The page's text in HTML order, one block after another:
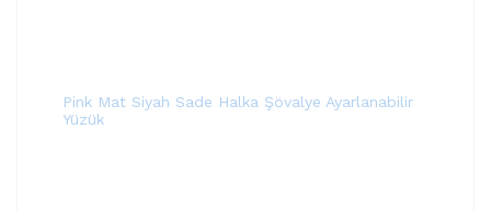
Pink Mat Siyah Sade Halka Şövalye Ayarlanabilir
Yüzük